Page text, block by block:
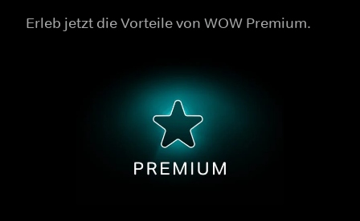
Erleb jetzt die Vorteile von WOW Premium.